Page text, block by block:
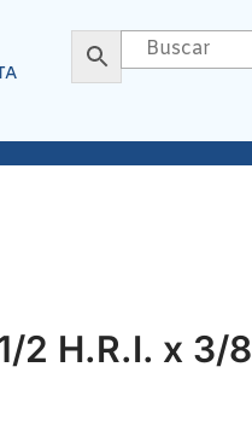
2 H.R.I. x 3/8